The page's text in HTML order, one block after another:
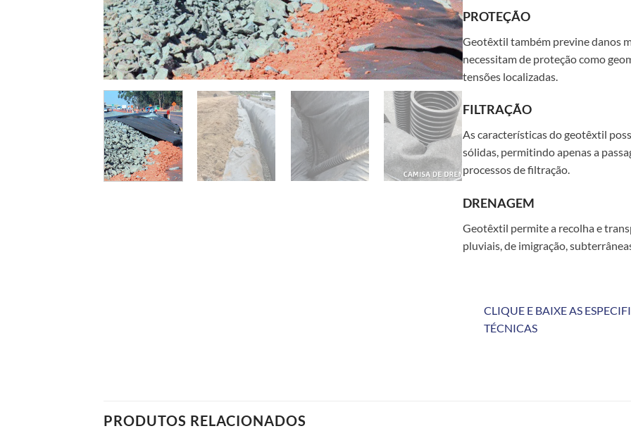
PROTEÇÃO
Geotêxtil também previne danos
necessitam de proteção como
tensões localizadas.
FILTRAÇÃO
As características do geotêxtil
sólidas, permitindo apenas a
processos de filtração.
DRENAGEM
Geotêxtil permite a recolha e
pluviais, de imigração,
CLIQUE E BAIXE AS
TÉCNICAS
PRODUTOS RELACIONADOS